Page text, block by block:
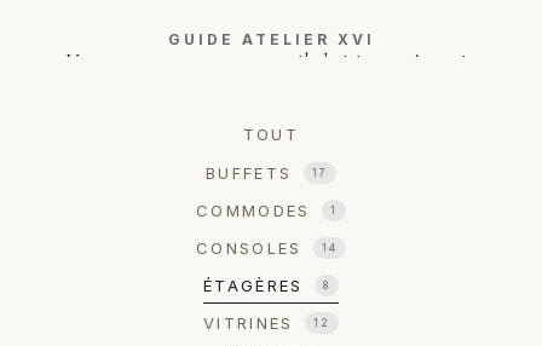
GUIDE ATELIER XVI
Un rangement ne range pas, il choisit ce qu'on voit.
BUFFETS 17
COMMODES 1
CONSOLES 14
ÉTAGÈRES 8
VITRINES 12
TOUT